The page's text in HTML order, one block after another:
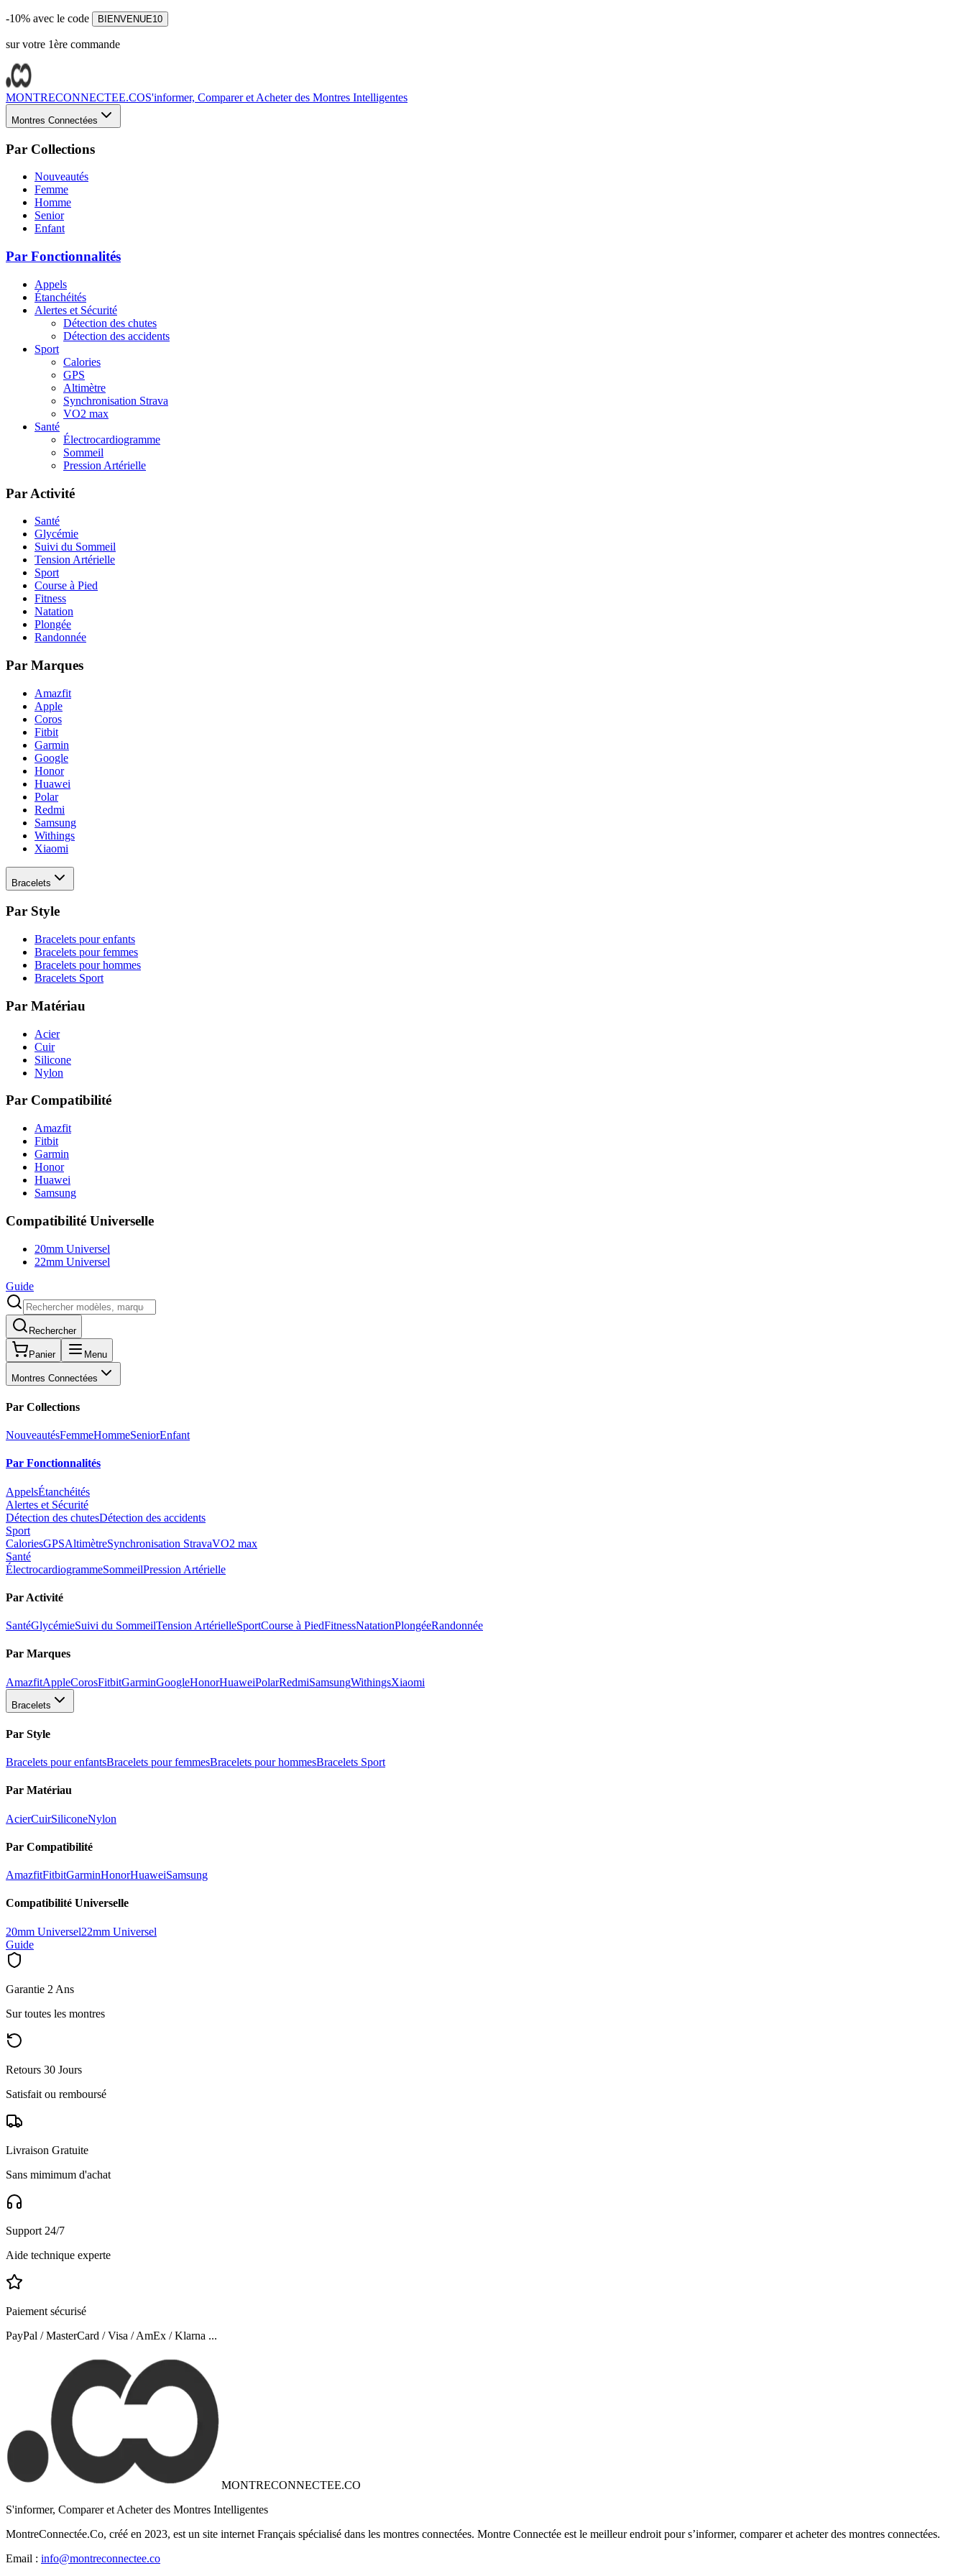
-10% avec le code BIENVENUE10
sur votre 1ère commande
MONTRECONNECTEE.COS'informer, Comparer et Acheter des Montres Intelligentes
Montres Connectées
Par Collections
Nouveautés
Femme
Homme
Senior
Enfant
Par Fonctionnalités
Appels
Étanchéités
Alertes et Sécurité
Détection des chutes
Détection des accidents
Sport
Calories
GPS
Altimètre
Synchronisation Strava
VO2 max
Santé
Électrocardiogramme
Sommeil
Pression Artérielle
Par Activité
Santé
Glycémie
Suivi du Sommeil
Tension Artérielle
Sport
Course à Pied
Fitness
Natation
Plongée
Randonnée
Par Marques
Amazfit
Apple
Coros
Fitbit
Garmin
Google
Honor
Huawei
Polar
Redmi
Samsung
Withings
Xiaomi
Bracelets
Par Style
Bracelets pour enfants
Bracelets pour femmes
Bracelets pour hommes
Bracelets Sport
Par Matériau
Acier
Cuir
Silicone
Nylon
Par Compatibilité
Amazfit
Fitbit
Garmin
Honor
Huawei
Samsung
Compatibilité Universelle
20mm Universel
22mm Universel
Guide
Rechercher
Panier Menu
Montres Connectées
Par Collections
NouveautésFemmeHommeSeniorEnfant
Par Fonctionnalités
AppelsÉtanchéités
Alertes et Sécurité
Détection des chutesDétection des accidents
Sport
CaloriesGPSAltimètreSynchronisation StravaVO2 max
Santé
ÉlectrocardiogrammeSommeilPression Artérielle
Par Activité
SantéGlycémieSuivi du SommeilTension ArtérielleSportCourse à PiedFitnessNatationPlongéeRandonnée
Par Marques
AmazfitAppleCorosFitbitGarminGoogleHonorHuaweiPolarRedmiSamsungWithingsXiaomi
Bracelets
Par Style
Bracelets pour enfantsBracelets pour femmesBracelets pour hommesBracelets Sport
Par Matériau
AcierCuirSiliconeNylon
Par Compatibilité
AmazfitFitbitGarminHonorHuaweiSamsung
Compatibilité Universelle
20mm Universel22mm Universel
Guide
Garantie 2 Ans
Sur toutes les montres
Retours 30 Jours
Satisfait ou remboursé
Livraison Gratuite
Sans mimimum d'achat
Support 24/7
Aide technique experte
Paiement sécurisé
PayPal / MasterCard / Visa / AmEx / Klarna ...
MONTRECONNECTEE.CO
S'informer, Comparer et Acheter des Montres Intelligentes
MontreConnectée.Co, créé en 2023, est un site internet Français spécialisé dans les montres connectées. Montre Connectée est le meilleur endroit pour s’informer, comparer et acheter des montres connectées.
Email : info@montreconnectee.co